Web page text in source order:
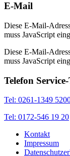
E-Mail
Diese E-Mail-
muss JavaScript
Diese E-Mail-
muss JavaScript
Telefon
Tel: 0261-1349
Tel: 0172-546 19 20
Kontakt
Impressum